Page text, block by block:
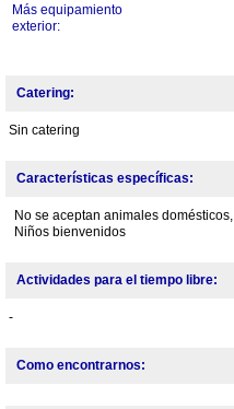
Más equipamiento
exterior:
Catering:
Sin catering
Características específicas:
No se aceptan animales domésticos,
Niños bienvenidos
Actividades para el tiempo libre:
-
Como encontrarnos: